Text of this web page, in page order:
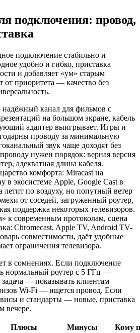
подключения: провод,
подключение стабильно и
удобно и гибко, приставка
и добавляет «ум» старым
от приоритета — качество без
надёжный канал для фильмов с
на большом экране, кабель
адаптер выигрывает. Игры и
проводу за минимальную
звук чаще доходят без
нужен порядок: верная версия
адекватная длина кабеля.
комфорта: Miracast на
в экосистеме Apple, Google Cast в
по воздуху, но попутный ветер
от соседей, загруженный роутер,
поддержка некоторых телевизоров.
к современным протоколам, сцена
Chromecast, Apple TV, Android TV-
совместимости, даёт удобные
ограничения телевизора.
в сомнениях. Если подключение
нормальный роутер с 5 ГГц —
— показывать клиентам
Wi‑Fi — ищется провод. Если
и стандарты — новые, приставка
вечере.
Плюсы Минусы Кому